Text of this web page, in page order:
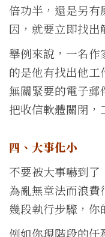
倍功半，還是另有
因，就要立即找出
舉例來說，一名作
的是他有找出他
無關緊要的電子
把收信軟體關閉，
四、大事化小
不要被大事嚇到了
為亂無章法而浪
幾段執行步驟，你
例如你現階段的